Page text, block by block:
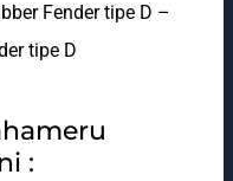
Fender tipe D –
tipe D
: